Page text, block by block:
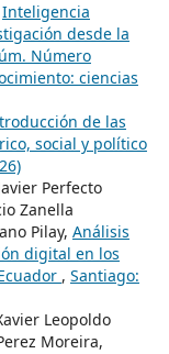
Inteligencia
desde la
Número
ciencias
de las
social y político
Perfecto
Zanella
Pilay, Análisis
digital en los
, Santiago:
Leopoldo
Moreira,